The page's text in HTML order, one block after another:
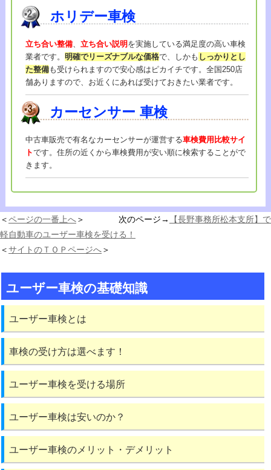
ホリデー車検
立ち合い整備、 立ち合い説明を実施している満足度の高い車検
業者です。 明確でリーズナブルな価格で、しかも しっかりとし
た整備も受けられますので安心感はピカイチです。全国250店
舗ありますので、お近くにあれば受けておきたい業者です。
カーセンサー 車検
中古車販売で有名なカーセンサーが運営する車検費用比較サイ
トです。住所の近くから車検費用が安い順に検索することがで
きます。
＜ページの一番上へ＞ 次のページ→
【長野事務所松本支所】で
軽自動車のユーザー車検を受ける！
＜サイトのＴＯＰページへ＞
ユーザー車検の基礎知識
ユーザー車検とは
車検の受け方は選べます！
ユーザー車検を受ける場所
ユーザー車検は安いのか？
ユーザー車検のメリット・デメリット